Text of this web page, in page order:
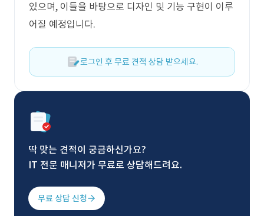
있으며, 이들을 바탕으로 디자인 및 기능 구현이 이루
어질 예정입니다.
로그인 후 무료 견적 상담 받으세요.
딱 맞는 견적이 궁금하신가요?
IT 전문 매니저가 무료로 상담해드려요.
무료 상담 신청